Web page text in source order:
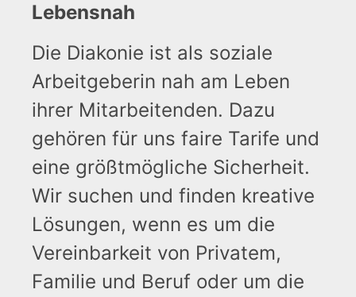
Lebensnah
Die Diakonie ist als soziale
Arbeitgeberin nah am Leben
ihrer Mitarbeitenden. Dazu
gehören für uns faire Tarife und
eine größtmögliche Sicherheit.
Wir suchen und finden kreative
Lösungen, wenn es um die
Vereinbarkeit von Privatem,
Familie und Beruf oder um die